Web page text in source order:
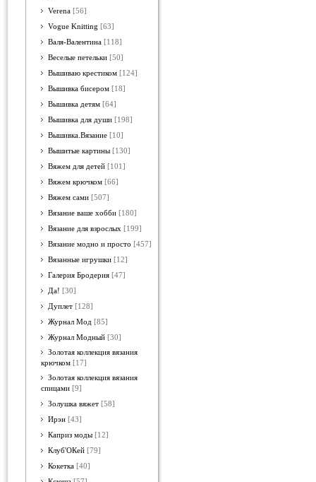
Verena [56]
Vogue Knitting [63]
Валя-Валентина [118]
Веселые петельки [50]
Вышиваю крестиком [124]
Вышивка бисером [18]
Вышивка детям [64]
Вышивка для души [198]
Вышивка.Вязание [10]
Вышитые картины [130]
Вяжем для детей [101]
Вяжем крючком [66]
Вяжем сами [507]
Вязание ваше хобби [180]
Вязание для взрослых [199]
Вязание модно и просто [457]
Вязанные игрушки [12]
Галерия Бродерия [47]
Да! [30]
Дуплет [128]
Журнал Мод [85]
Журнал Модный [30]
Золотая коллекция вязания
крючком [17]
Золотая коллекция вязания
спицами [9]
Золушка вяжет [58]
Ирэн [43]
Каприз моды [12]
Клуб'ОКей [79]
Кокетка [40]